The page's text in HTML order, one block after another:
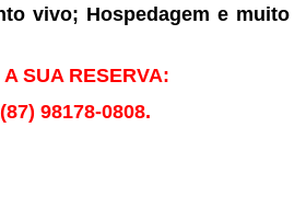
vivo; Hospedagem e muito
SUA RESERVA:
98178-0808.